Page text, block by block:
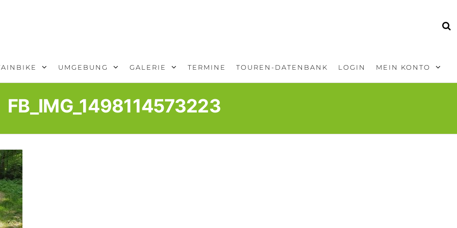
UMGEBUNG GALERIE TERMINE TOUREN-DATENBANK LOGIN MEIN KONTO
FB_IMG_1498114573223